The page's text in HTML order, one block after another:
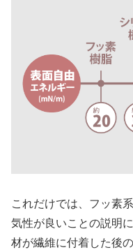
これだけでは、フッ素
気性が良いことの説明
材が繊維に付着した後